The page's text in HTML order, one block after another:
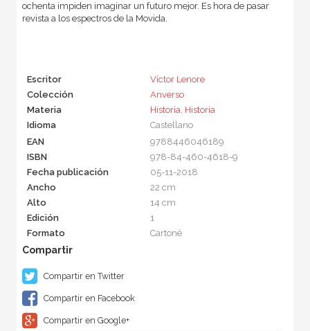
ochenta impiden imaginar un futuro mejor. Es hora de pasar
revista a los espectros de la Movida.
Escritor
Víctor Lenore
Colección
Anverso
Materia
Historia, Historia
Idioma
Castellano
EAN
9788446046189
ISBN
978-84-460-4618-9
Fecha publicación
05-11-2018
Ancho
22 cm
Alto
14 cm
Edición
1
Formato
Cartoné
Compartir en Twitter
Compartir en Facebook
Compartir en Google+